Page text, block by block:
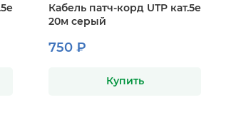
Кабель патч-корд UTP кат.5е
20м серый
750 ₽
Купить